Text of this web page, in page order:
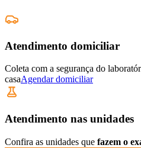
Atendimento domiciliar
Coleta com a segurança do
casaAgendar domiciliar
Atendimento nas unidades
Confira as unidades que fazem o